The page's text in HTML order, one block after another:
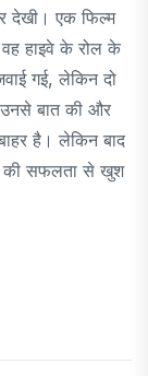
देखी। एक फिल्म
हाइवे के रोल के
गई, लेकिन दो
उनसे बात की और
है। लेकिन बाद
की सफलता से खुश